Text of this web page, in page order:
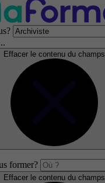
Effacer le contenu du champs
former?
Effacer le contenu du champs